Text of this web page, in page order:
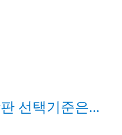
선택기준은...